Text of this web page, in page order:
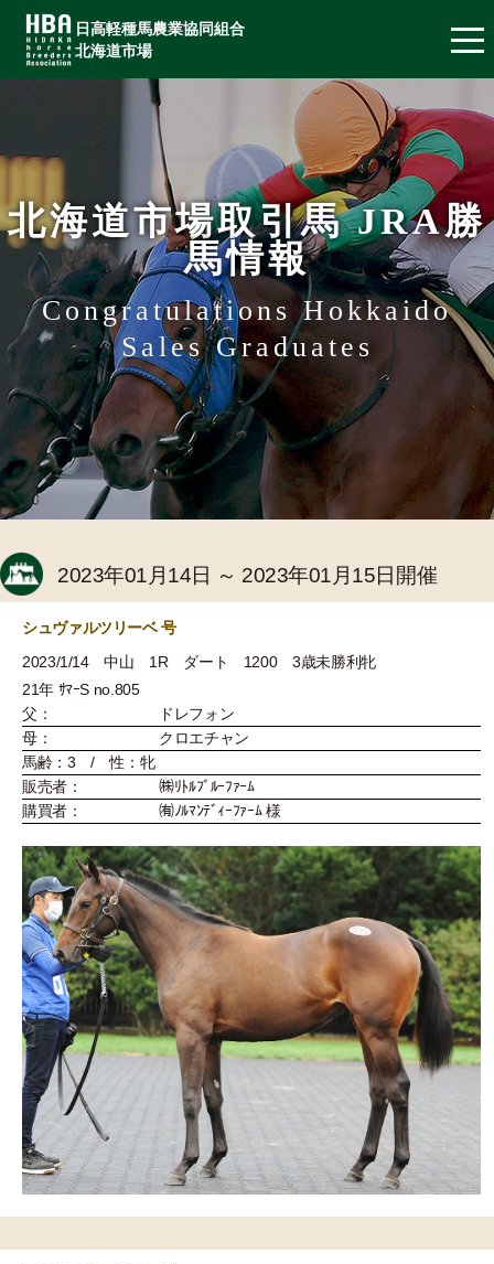
日高軽種馬農業協同組合
北海道市場
北海道市場取引馬 JRA勝
馬情報
Congratulations Hokkaido
Sales Graduates
2023年01月14日 ～ 2023年01月15日開催
シュヴァルツリーベ 号
2023/1/14 中山 1R ダート 1200 3歳未勝利牝
21年 ｻﾏｰS no.805
父：
ドレフォン
母：
クロエチャン
馬齢：3 / 性：牝
販売者：
㈱ﾘﾄﾙﾌﾞﾙｰﾌｧｰﾑ
購買者：
㈲ﾉﾙﾏﾝﾃﾞｨｰﾌｧｰﾑ 様